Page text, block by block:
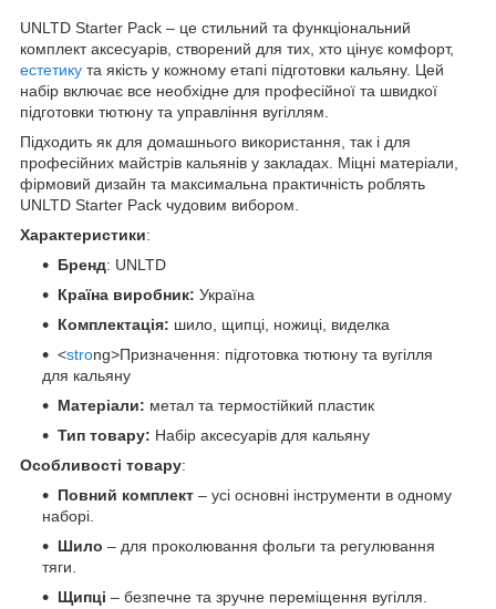
UNLTD Starter Pack – це стильний та функціональний
комплект аксесуарів, створений для тих, хто цінує комфорт,
естетику та якість у кожному етапі підготовки кальяну. Цей
набір включає все необхідне для професійної та швидкої
підготовки тютюну та управління вугіллям.
Підходить як для домашнього використання, так і для
професійних майстрів кальянів у закладах. Міцні матеріали,
фірмовий дизайн та максимальна практичність роблять
UNLTD Starter Pack чудовим вибором.
Характеристики:
Бренд: UNLTD
Країна виробник: Україна
Комплектація: шило, щипці, ножиці, виделка
<strong>Призначення: підготовка тютюну та вугілля
для кальяну
Матеріали: метал та термостійкий пластик
Тип товару: Набір аксесуарів для кальяну
Особливості товару:
Повний комплект – усі основні інструменти в одному
наборі.
Шило – для проколювання фольги та регулювання
тяги.
Щипці – безпечне та зручне переміщення вугілля.